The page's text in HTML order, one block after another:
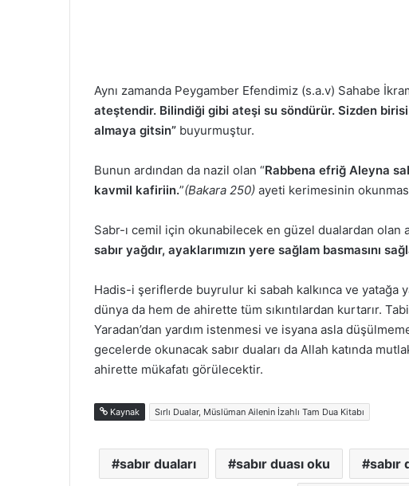
Aynı zamanda Peygamber Efendimiz (s.a.v) Sahabe
ateştendir. Bilindiği gibi ateşi su söndürür. Sizden
almaya gitsin” buyurmuştur.
Bunun ardından da nazil olan “Rabbena efriğ Aleyna
kavmil kafiriin.”(Bakara 250) ayeti kerimesinin
Sabr-ı cemil için okunabilecek en güzel dualardan olan
sabır yağdır, ayaklarımızın yere sağlam basmasını
Hadis-i şeriflerde buyrulur ki sabah kalkınca ve yatağa
dünya da hem de ahirette tüm sıkıntılardan kurtarır.
Yaradan’dan yardım istenmesi ve isyana asla
gecelerde okunacak sabır duaları da Allah katında
ahirette mükafatı görülecektir.
Kaynak Sırlı Dualar, Müslüman Ailenin İzahlı Tam Dua Kitabı
sabır duaları sabır duası oku sabır